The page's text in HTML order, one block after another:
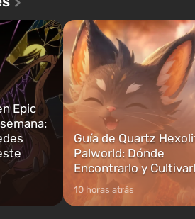
Michael,
cuales
abrirse primero después de
caigan las bombas n...
Epic
Guía de Quartz
Palworld: Dónde
Encontrarlo y
10 horas atrás